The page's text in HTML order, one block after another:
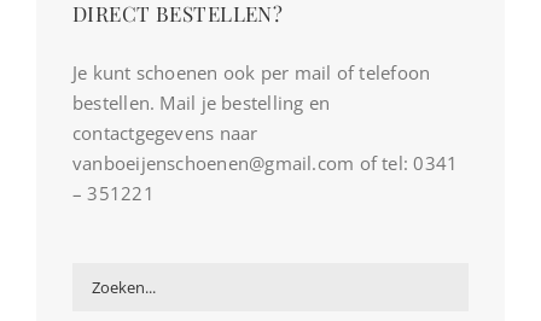
DIRECT BESTELLEN?
Je kunt schoenen ook per mail of telefoon
bestellen. Mail je bestelling en
contactgegevens naar
vanboeijenschoenen@gmail.com of tel: 0341
– 351221